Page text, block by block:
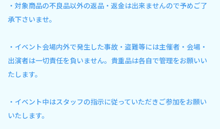
・対象商品の不良品以外の返品・返金は出来ませんので予めご了
承下さいませ。
・イベント会場内外で発生した事故・盗難等には主催者・会場・
出演者は一切責任を負いません。貴重品は各自で管理をお願いい
たします。
・イベント中はスタッフの指示に従っていただきご参加をお願い
いたします。